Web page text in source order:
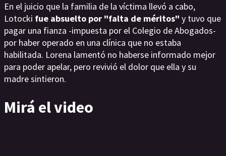
En el juicio que la familia de la víctima llevó a cabo,
Lotocki fue absuelto por "falta de méritos" y tuvo que
pagar una fianza -impuesta por el Colegio de Abogados-
por haber operado en una clínica que no estaba
habilitada. Lorena lamentó no haberse informado mejor
para poder apelar, pero revivió el dolor que ella y su
madre sintieron.
Mirá el video